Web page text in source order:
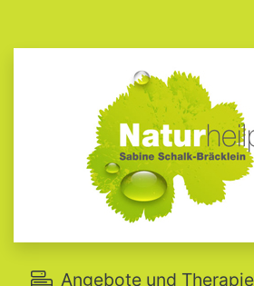
Angebote und